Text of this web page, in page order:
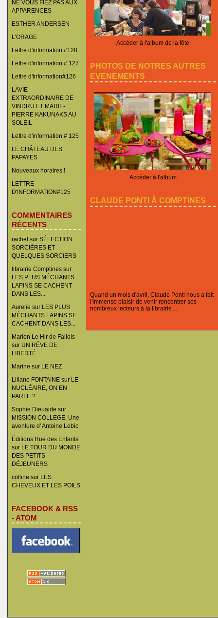
NE VOUS FIEZ PAS AUX
APPARENCES
ESTHER ANDERSEN
L'ORAGE
Lettre d'information #128
Lettre d'information # 127
Lettre d'information#126
LAVIE
EXTRAORDINAIRE DE
VINDRU ET MARIE-
PIERRE KAKUNAKS AU
SOLEIL
Lettre d'information # 125
LE CHÂTEAU DES
PAPAYES
Nouveaux horaires !
LETTRE
D'INFORMATION#125
COMMENTAIRES
RÉCENTS
rachel sur SÉLECTION
SORCIÈRES ET
QUELQUES SORCIERS
librairie Comptinessur
LES PLUS MÉCHANTS
LAPINS SE CACHENT
DANS LES...
Aurelie sur LES PLUS
MÉCHANTS LAPINS SE
CACHENT DANS LES...
Marion Le Hir de Fallois
sur UN RÊVE DE
LIBERTÉ
Marine sur LE NEZ
Liliane FONTAINEsur LE
NUCLÉAIRE, ON EN
PARLE ?
Sophie Dieuaide sur
MISSION COLLEGE, Une
aventure d' Antoine Lebic
Éditions Rue des Enfants
sur LE TOUR DU MONDE
DES PETITS
DÉJEUNERS
colline sur LES
CHEVEUX ET LES POILS
FACEBOOK & RSS
- ATOM
Accéder à l'album de la fête
PHOTOS DE NOTRES AUTRES
EVENEMENTS
Accéder à l'album
CLAUDE PONTI À COMPTINES
Quand un mois d'avril, Claude Ponti nous a fait
l'immense plaisir de venir rencontrer ses
nombreux lecteurs à la librairie…